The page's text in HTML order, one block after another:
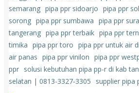
semarang pipa ppr sidoarjo pipa ppr
sorong pipa ppr sumbawa pipa ppr
tangerang pipa ppr terbaik pipa ppr
timika pipa ppr toro pipa ppr untuk air
air panas pipa ppr vinilon pipa ppr
ppr solusi kebutuhan pipa pp-r di kab
selatan | 0813-3327-3305
supplier pipa